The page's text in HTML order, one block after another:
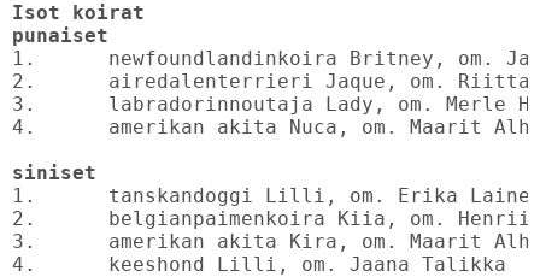
Isot koirat
punaiset
1.	newfoundlandinkoira Britney, om. Janica Rikkonen    BIS2
2.	airedalenterrieri Jaque, om. Riitta Mäkinen
3.	labradorinnoutaja Lady, om. Merle Holmberg
4.	amerikan akita Nuca, om. Maarit Alho
siniset
1.	tanskandoggi Lilli, om. Erika Laine		BIS5
2.	belgianpaimenkoira Kiia, om. Henriikka Hakala
3.	amerikan akita Kira, om. Maarit Alho
4.	keeshond Lilli, om. Jaana Talikka